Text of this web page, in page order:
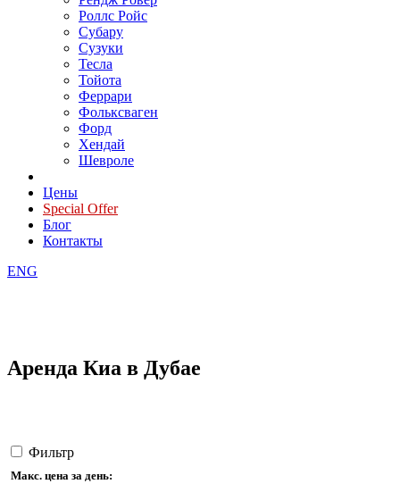
Роллс Ройс
Субару
Сузуки
Тесла
Тойота
Феррари
Фольксваген
Форд
Хендай
Шевроле
Цены
Special Offer
Блог
Контакты
ENG
Аренда Киа в Дубае
Фильтр
Макс. цена за день: